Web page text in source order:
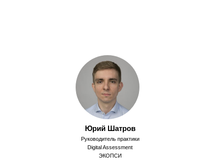
Руководитель практики
Digital Assessment
ЭКОПСИ
Юрий Шатров